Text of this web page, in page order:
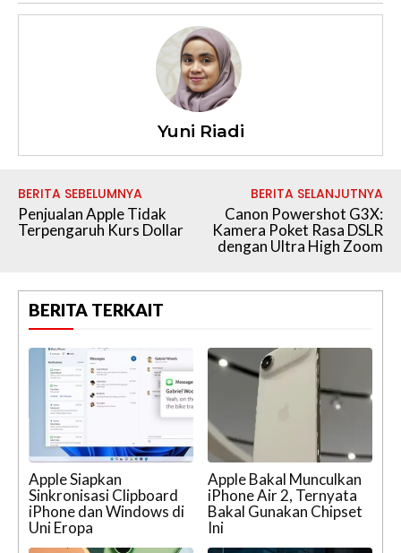
Yuni Riadi
BERITA SEBELUMNYA
Penjualan Apple Tidak
Terpengaruh Kurs Dollar
BERITA SELANJUTNYA
Canon Powershot G3X:
Kamera Poket Rasa DSLR
dengan Ultra High Zoom
BERITA TERKAIT
Apple Siapkan
Sinkronisasi Clipboard
iPhone dan Windows di
Uni Eropa
Apple Bakal Munculkan
iPhone Air 2, Ternyata
Bakal Gunakan Chipset
Ini